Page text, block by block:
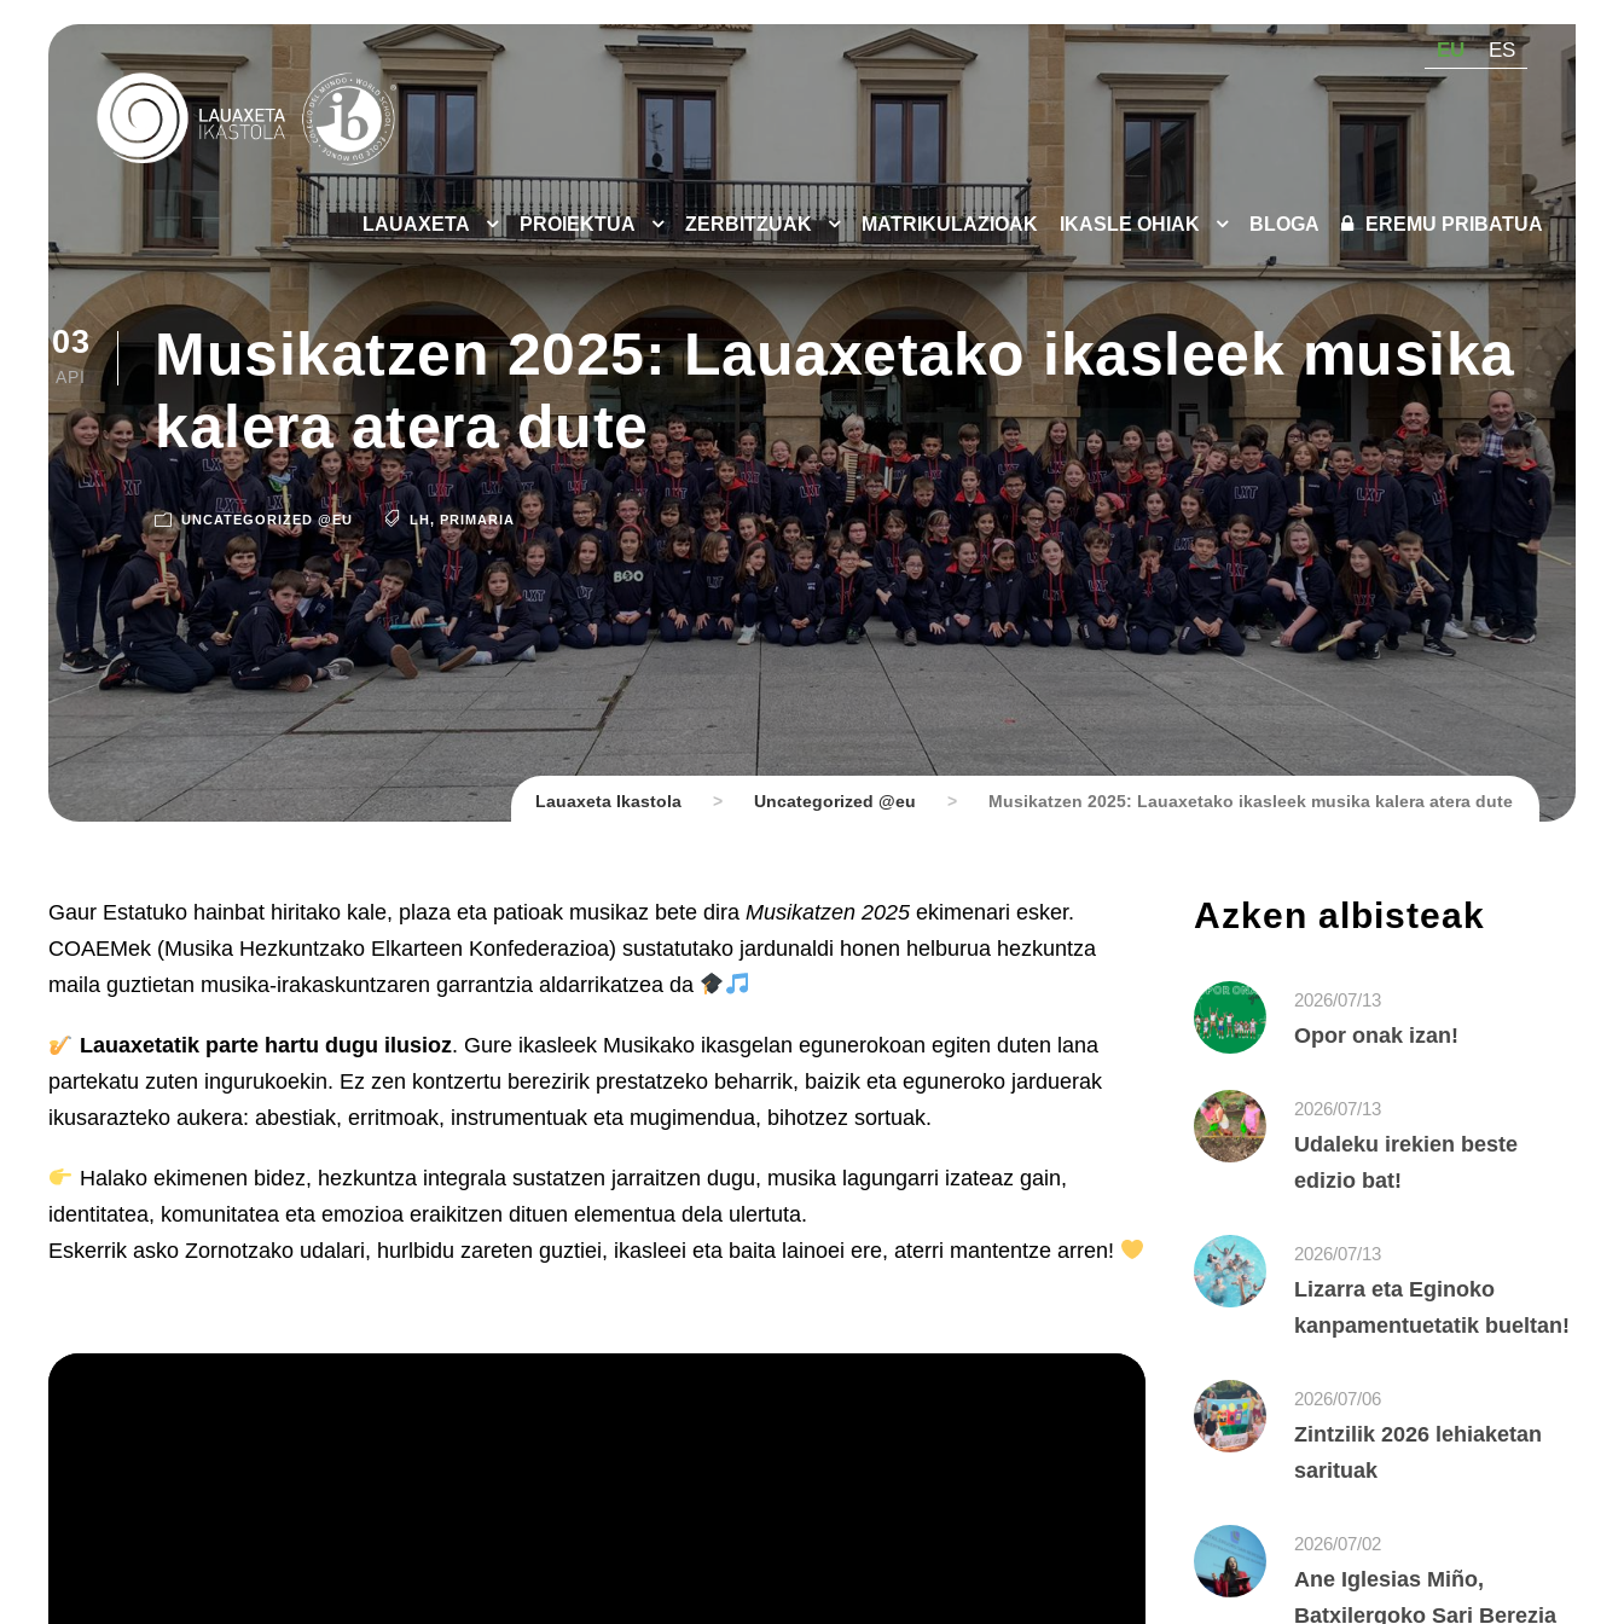
EU ES
LAUAXETA PROIEKTUA ZERBITZUAK MATRIKULAZIOAK IKASLE OHIAK BLOGA EREMU PRIBATUA
03
API
Musikatzen 2025: Lauaxetako ikasleek musika
kalera atera dute
UNCATEGORIZED @EU LH, PRIMARIA
Lauaxeta Ikastola > Uncategorized @eu > Musikatzen 2025: Lauaxetako ikasleek musika kalera atera dute
Gaur Estatuko hainbat hiritako kale, plaza eta patioak musikaz bete dira Musikatzen 2025 ekimenari esker.
COAEMek (Musika Hezkuntzako Elkarteen Konfederazioa) sustatutako jardunaldi honen helburua hezkuntza
maila guztietan musika-irakaskuntzaren garrantzia aldarrikatzea da
Lauaxetatik parte hartu dugu ilusioz. Gure ikasleek Musikako ikasgelan egunerokoan egiten duten lana
partekatu zuten ingurukoekin. Ez zen kontzertu berezirik prestatzeko beharrik, baizik eta eguneroko jarduerak
ikusarazteko aukera: abestiak, erritmoak, instrumentuak eta mugimendua, bihotzez sortuak.
Halako ekimenen bidez, hezkuntza integrala sustatzen jarraitzen dugu, musika lagungarri izateaz gain,
identitatea, komunitatea eta emozioa eraikitzen dituen elementua dela ulertuta.
Eskerrik asko Zornotzako udalari, hurlbidu zareten guztiei, ikasleei eta baita lainoei ere, aterri mantentze arren!
Azken albisteak
2026/07/13
Opor onak izan!
2026/07/13
Udaleku irekien beste
edizio bat!
2026/07/13
Lizarra eta Eginoko
kanpamentuetatik bueltan!
2026/07/06
Zintzilik 2026 lehiaketan
sarituak
2026/07/02
Ane Iglesias Miño,
Batxilergoko Sari Berezia